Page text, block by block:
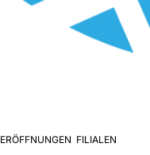
ERÖFFNUNGEN FILIALEN